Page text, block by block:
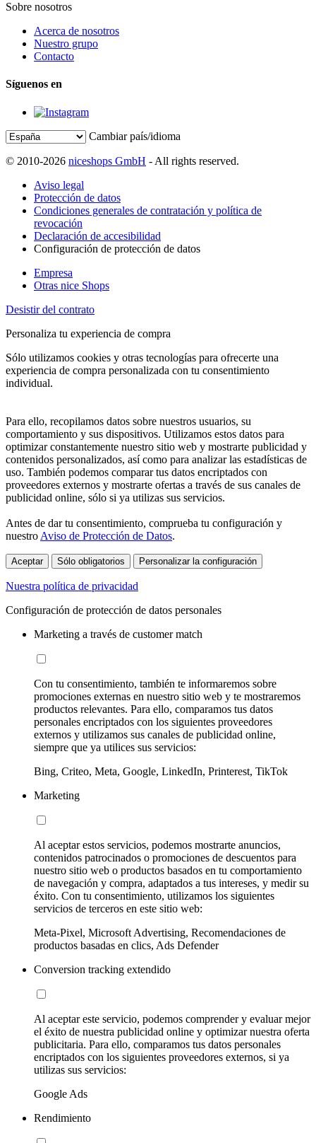
Sobre nosotros
Acerca de nosotros
Nuestro grupo
Contacto
Síguenos en
Cambiar país/idioma
© 2010-2026 niceshops GmbH - All rights reserved.
Aviso legal
Protección de datos
Condiciones generales de contratación y política de
revocación
Declaración de accesibilidad
Configuración de protección de datos
Empresa
Otras nice Shops
Desistir del contrato
Personaliza tu experiencia de compra
Sólo utilizamos cookies y otras tecnologías para ofrecerte una
experiencia de compra personalizada con tu consentimiento
individual.
Para ello, recopilamos datos sobre nuestros usuarios, su
comportamiento y sus dispositivos. Utilizamos estos datos para
optimizar constantemente nuestro sitio web y mostrarte publicidad y
contenidos personalizados, así como para analizar las estadísticas de
uso. También podemos comparar tus datos encriptados con
proveedores externos y mostrarte ofertas a través de sus canales de
publicidad online, sólo si ya utilizas sus servicios.
Antes de dar tu consentimiento, comprueba tu configuración y
nuestro Aviso de Protección de Datos.
Aceptar Sólo obligatorios Personalizar la configuración
Nuestra política de privacidad
Configuración de protección de datos personales
Marketing a través de customer match
Con tu consentimiento, también te informaremos sobre
promociones externas en nuestro sitio web y te mostraremos
productos relevantes. Para ello, comparamos tus datos
personales encriptados con los siguientes proveedores
externos y utilizamos sus canales de publicidad online,
siempre que ya utilices sus servicios:
Bing, Criteo, Meta, Google, LinkedIn, Printerest, TikTok
Marketing
Al aceptar estos servicios, podemos mostrarte anuncios,
contenidos patrocinados o promociones de descuentos para
nuestro sitio web o productos basados en tu comportamiento
de navegación y compra, adaptados a tus intereses, y medir su
éxito. Con tu consentimiento, utilizamos los siguientes
servicios de terceros en este sitio web:
Meta-Pixel, Microsoft Advertising, Recomendaciones de
productos basadas en clics, Ads Defender
Conversion tracking extendido
Al aceptar este servicio, podemos comprender y evaluar mejor
el éxito de nuestra publicidad online y optimizar nuestra oferta
publicitaria. Para ello, comparamos tus datos personales
encriptados con los siguientes proveedores externos, si ya
utilizas sus servicios:
Google Ads
Rendimiento